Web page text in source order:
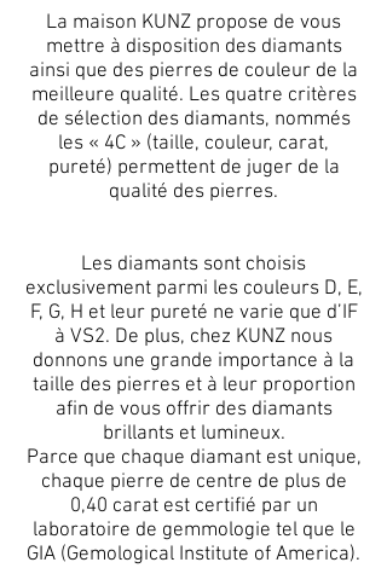
La maison KUNZ propose de vous
mettre à disposition des diamants
ainsi que des pierres de couleur de la
meilleure qualité. Les quatre critères
de sélection des diamants, nommés
les « 4C » (taille, couleur, carat,
pureté) permettent de juger de la
qualité des pierres.
Les diamants sont choisis
exclusivement parmi les couleurs D, E,
F, G, H et leur pureté ne varie que d’IF
à VS2. De plus, chez KUNZ nous
donnons une grande importance à la
taille des pierres et à leur proportion
afin de vous offrir des diamants
brillants et lumineux.
Parce que chaque diamant est unique,
chaque pierre de centre de plus de
0,40 carat est certifié par un
laboratoire de gemmologie tel que le
GIA (Gemological Institute of America).